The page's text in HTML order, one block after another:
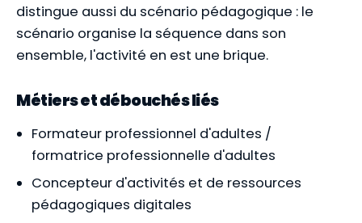
distingue aussi du scénario pédagogique : le
scénario organise la séquence dans son
ensemble, l'activité en est une brique.
Métiers et débouchés liés
Formateur professionnel d'adultes /
formatrice professionnelle d'adultes
Concepteur d'activités et de ressources
pédagogiques digitales